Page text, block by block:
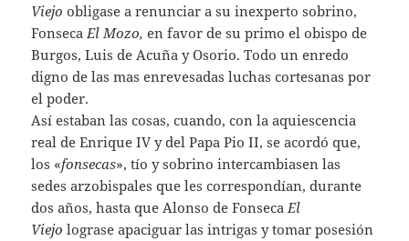
Viejo obligase a renunciar a su inexperto sobrino,
FonsecaEl Mozo, en favor de su primo el obispo de
Burgos, Luis de Acuña y Osorio. Todo un enredo
digno de las mas enrevesadas luchas cortesanas por
el poder.
Así estaban las cosas, cuando, con la aquiescencia
real de Enrique IV y del Papa Pio II, se acordó que,
los «fonsecas», tío y sobrino intercambiasen las
sedes arzobispales que les correspondían, durante
dos años, hasta que Alonso de FonsecaEl
Viejolograse apaciguar las intrigas y tomar posesión